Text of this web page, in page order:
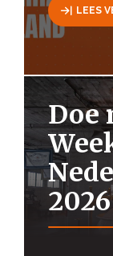
LEES
Doe
2026